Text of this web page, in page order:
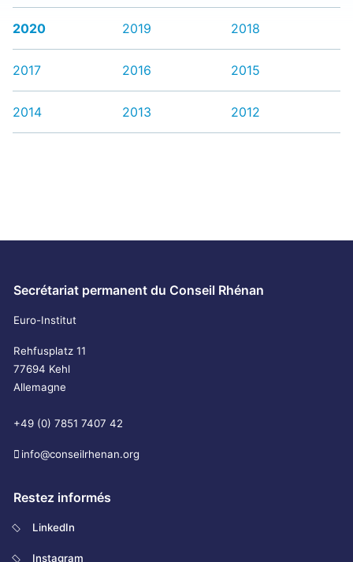
2020 2019 2018
2017 2016 2015
2014 2013 2012
Secrétariat permanent du Conseil Rhénan
Euro-Institut
Rehfusplatz 11
77694 Kehl
Allemagne
+49 (0) 7851 7407 42
info@conseilrhenan.org
Restez informés
LinkedIn
Instagram